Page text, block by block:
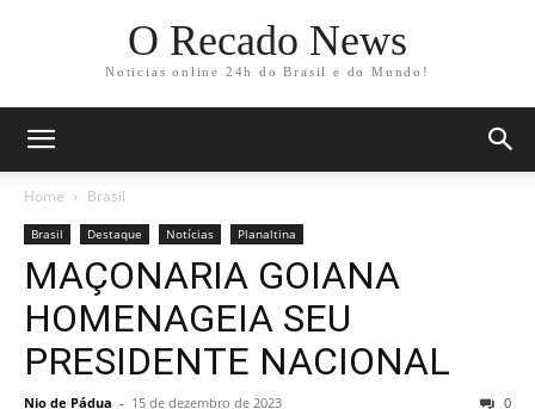
O Recado News
Noticias online 24h do Brasil e do Mundo!
Home Brasil
Brasil Destaque Notícias Planaltina
MAÇONARIA GOIANA
HOMENAGEIA SEU
PRESIDENTE NACIONAL
Nio de Pádua - 15 de dezembro de 2023 0